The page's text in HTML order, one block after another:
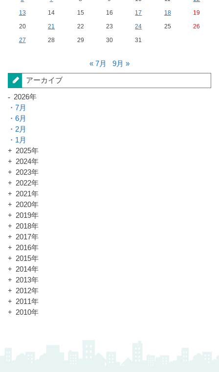
13
14 15 16 17 18
19
20
21 22 23 24 25
26
27
28 29 30 31
« 7月 9月 »
アーカイブ
2026年
7月
6月
2月
1月
2025年
2024年
2023年
2022年
2021年
2020年
2019年
2018年
2017年
2016年
2015年
2014年
2013年
2012年
2011年
2010年